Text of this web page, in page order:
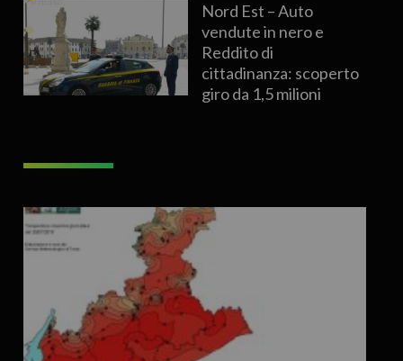
Nord Est – Auto
vendute in nero e
Reddito di
cittadinanza: scoperto
giro da 1,5 milioni